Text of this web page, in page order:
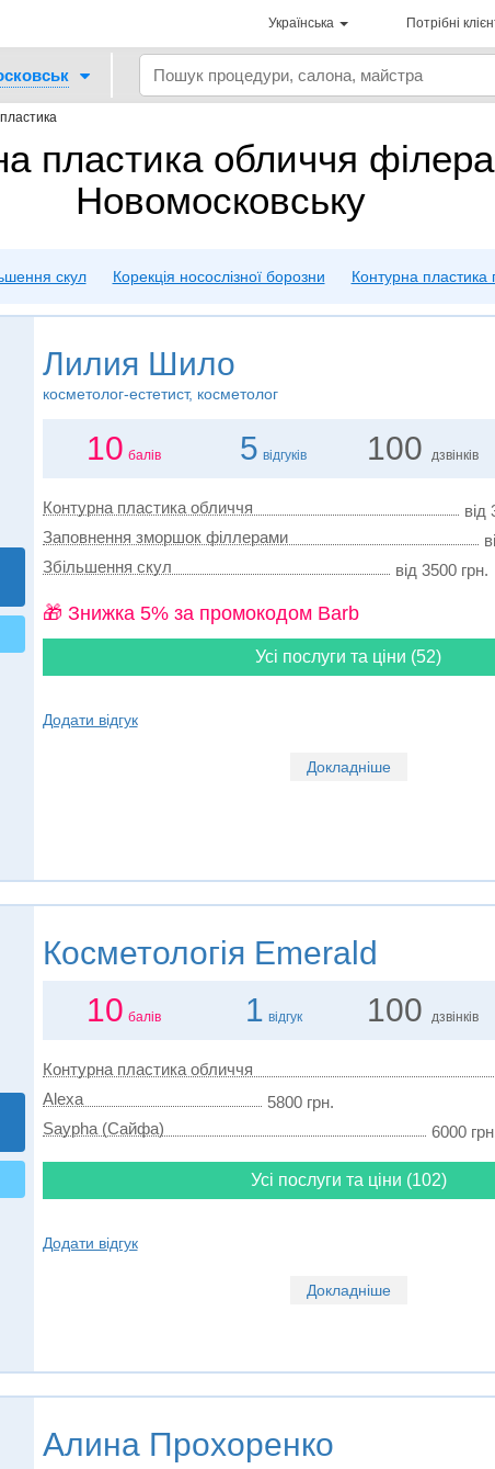
Українська Потрібні
пластика обличчя
Новомосковську
скул Корекція носослізної борозни Контурна пластика
Лилия Шило
косметолог-естетист, косметолог
10 балів 5 відгуків 100 дзвінків
Контурна пластика обличчя
від
Заповнення зморшок філлерами
Збільшення скул
від 3500 грн.
🎁 Знижка 5% за промокодом Barb
Усі послуги та ціни (52)
Додати відгук
Докладніше
Косметологія Emerald
10 балів 1 відгук 100 дзвінків
Контурна пластика обличчя
Alexa
5800 грн.
Saypha (Сайфа)
6000
Усі послуги та ціни (102)
Додати відгук
Докладніше
Алина Прохоренко